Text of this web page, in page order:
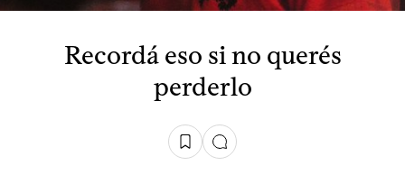
Recordá eso si no querés
perderlo